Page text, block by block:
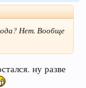
Нет. Вообще
ну разве